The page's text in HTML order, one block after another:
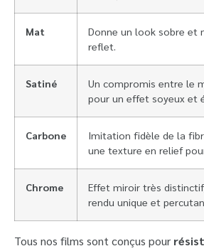
Mat
Donne un look sobre et
reflet.
Satiné
Un compromis entre le
pour un effet soyeux et
Carbone
Imitation fidèle de la
une texture en relief
Chrome
Effet miroir très
rendu unique et
Tous nos films sont conçus pour